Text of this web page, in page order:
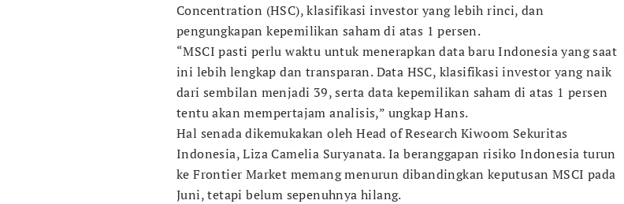
Concentration (HSC), klasifikasi investor yang lebih rinci, dan
pengungkapan kepemilikan saham di atas 1 persen.
“MSCI pasti perlu waktu untuk menerapkan data baru Indonesia yang saat
ini lebih lengkap dan transparan. Data HSC, klasifikasi investor yang naik
dari sembilan menjadi 39, serta data kepemilikan saham di atas 1 persen
tentu akan mempertajam analisis,” ungkap Hans.
Hal senada dikemukakan oleh Head of Research Kiwoom Sekuritas
Indonesia, Liza Camelia Suryanata. Ia beranggapan risiko Indonesia turun
ke Frontier Market memang menurun dibandingkan keputusan MSCI pada
Juni, tetapi belum sepenuhnya hilang.